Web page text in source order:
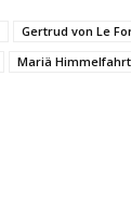
Gertrud von Le
Mariä Himmelfahrt